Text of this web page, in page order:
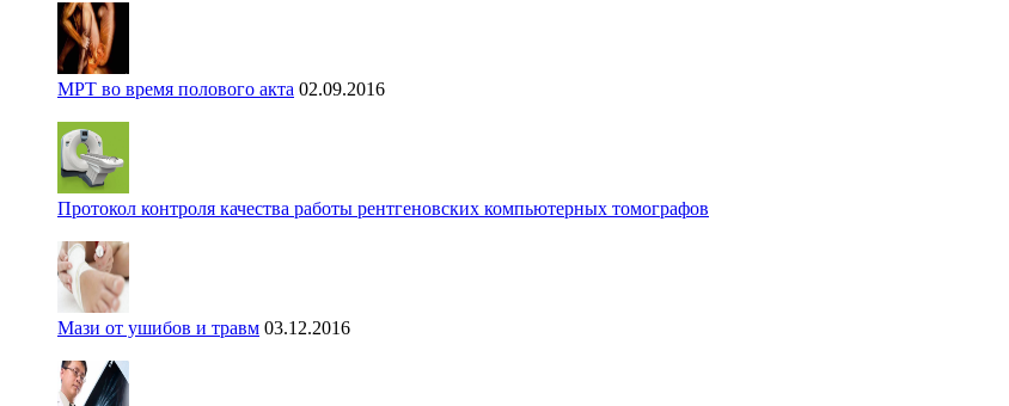
МРТ во время полового акта 02.09.2016
Протокол контроля качества работы рентгеновских компьютерных томографов
Мази от ушибов и травм 03.12.2016